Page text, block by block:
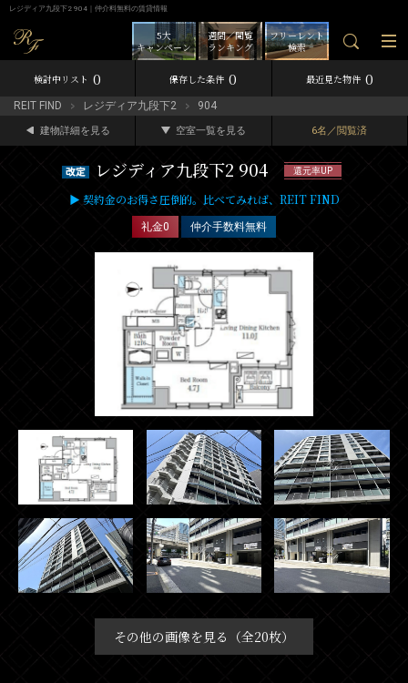
レジディア九段下2 904｜仲介料無料の賃貸情報
フリーレント
検索
週間／閲覧
ランキング
5大
キャンペーン
検討中リスト 0 保存した条件 0 最近見た物件 0
REIT FIND レジディア九段下2 904
建物詳細を見る 空室一覧を見る 6名／閲覧済
レジディア九段下2 904 還元率UP
▶ 契約金のお得さ圧倒的。比べてみれば、REIT FIND
礼金0 仲介手数料無料
その他の画像を見る（全20枚）